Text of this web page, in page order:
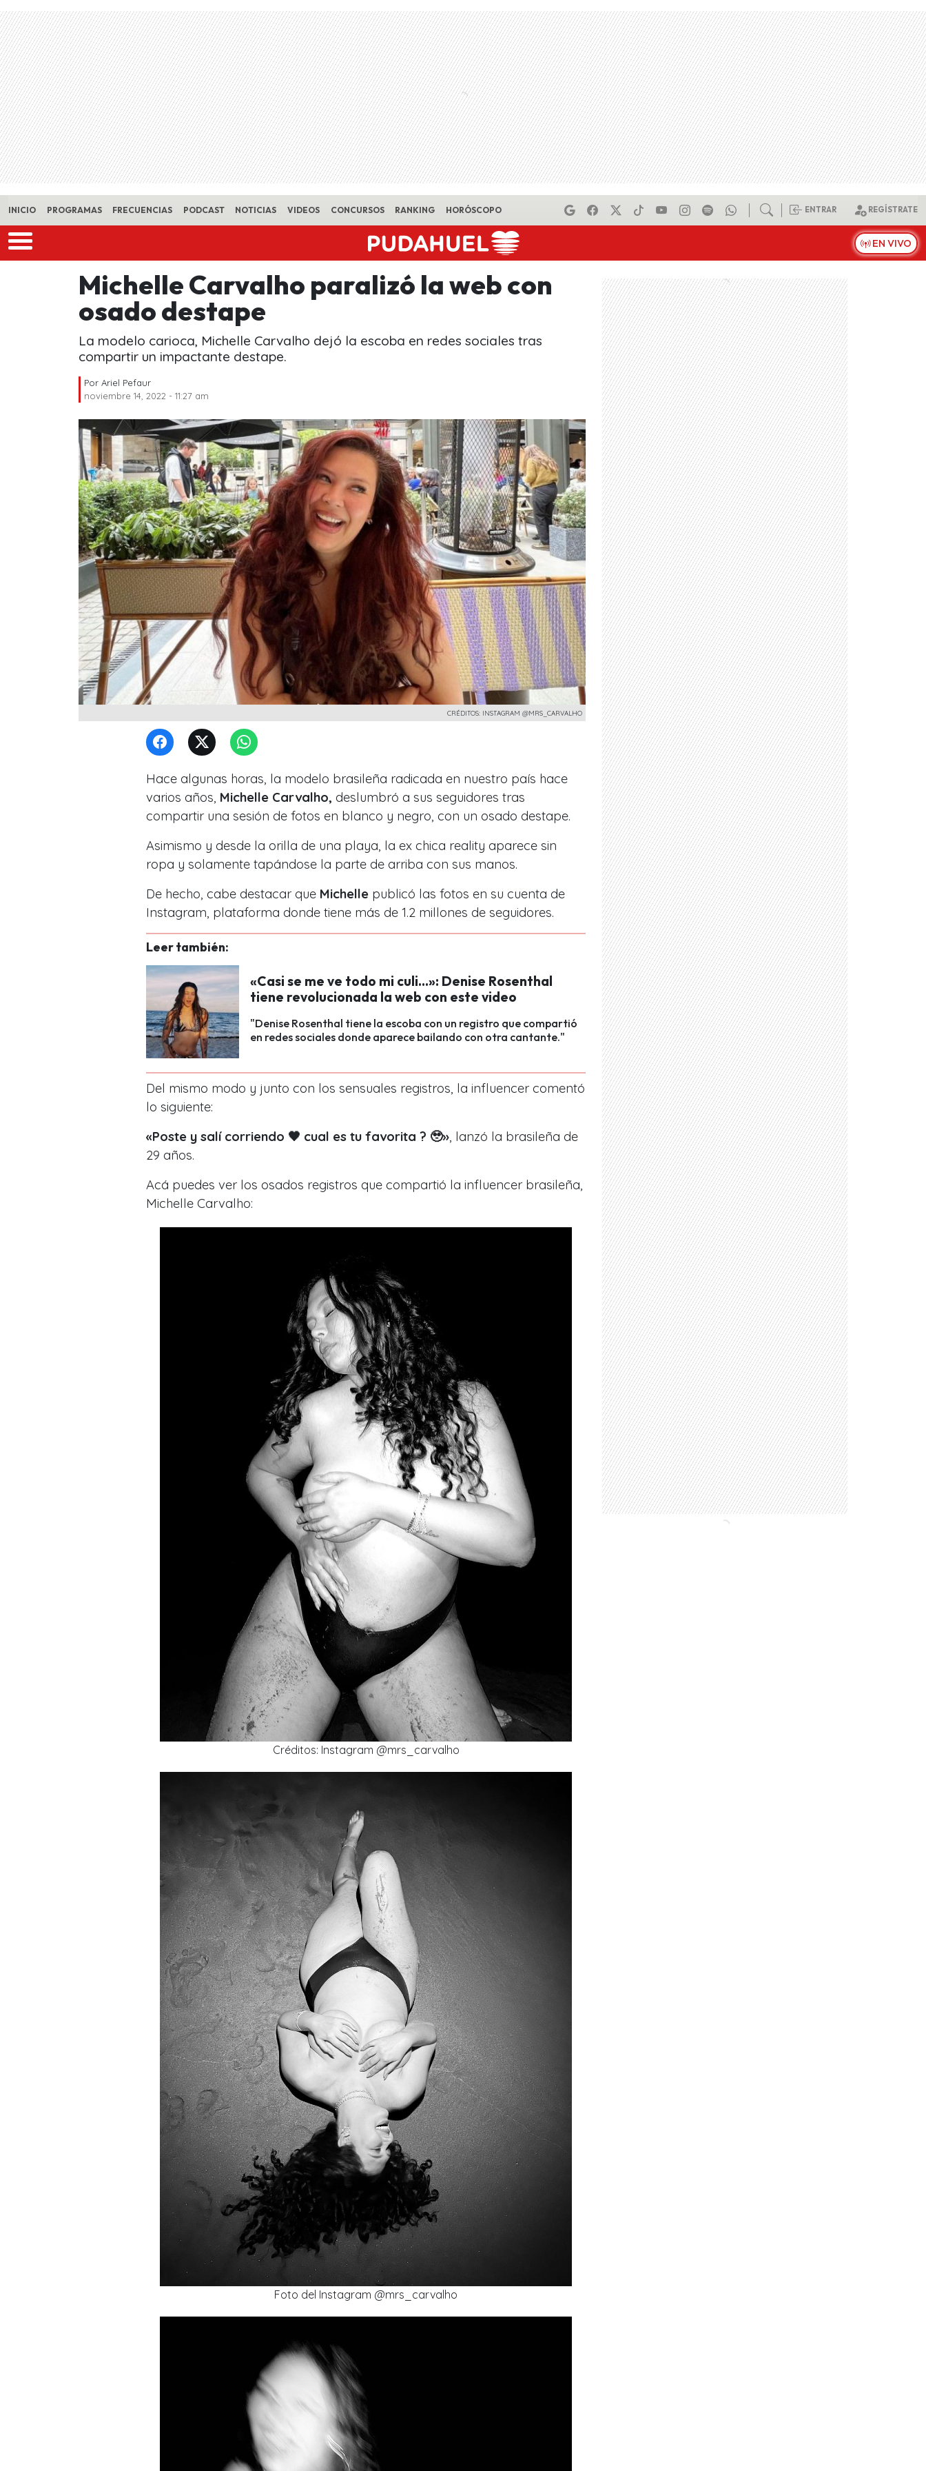
Skip to main content
INICIO PROGRAMAS FRECUENCIAS PODCAST NOTICIAS VIDEOS CONCURSOS RANKING HORÓSCOPO ENTRAR REGÍSTRATE
EN VIVO
Michelle Carvalho paralizó la web con
osado destape
La modelo carioca, Michelle Carvalho dejó la escoba en redes sociales tras
compartir un impactante destape.
Por Ariel Pefaur
noviembre 14, 2022 - 11:27 am
CRÉDITOS: INSTAGRAM @MRS_CARVALHO
Hace algunas horas, la modelo brasileña radicada en nuestro país hace
varios años, Michelle Carvalho, deslumbró a sus seguidores tras
compartir una sesión de fotos en blanco y negro, con un osado destape.
Asimismo y desde la orilla de una playa, la ex chica reality aparece sin
ropa y solamente tapándose la parte de arriba con sus manos.
De hecho, cabe destacar que Michelle publicó las fotos en su cuenta de
Instagram, plataforma donde tiene más de 1.2 millones de seguidores.
Leer también:
«Casi se me ve todo mi culi...»: Denise Rosenthal
tiene revolucionada la web con este video
"Denise Rosenthal tiene la escoba con un registro que compartió
en redes sociales donde aparece bailando con otra cantante."
Del mismo modo y junto con los sensuales registros, la influencer comentó
lo siguiente:
«Poste y salí corriendo 🖤 cual es tu favorita ? 🥹» , lanzó la brasileña de
29 años.
Acá puedes ver los osados registros que compartió la influencer brasileña,
Michelle Carvalho:
Créditos: Instagram @mrs_carvalho
Foto del Instagram @mrs_carvalho